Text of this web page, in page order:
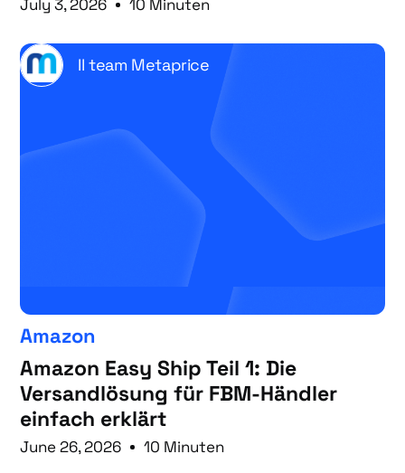
July 3, 2026 10 Minuten
Il team Metaprice
Amazon
Amazon Easy Ship Teil 1: Die
Versandlösung für FBM-Händler
einfach erklärt
June 26, 2026 10 Minuten